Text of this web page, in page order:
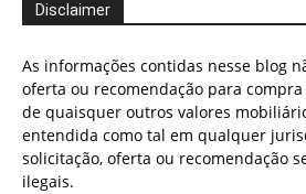
Disclaimer
As informações contidas nesse blog
oferta ou recomendação para
de quaisquer outros valores
entendida como tal em qualquer
solicitação, oferta ou recomendação
ilegais.